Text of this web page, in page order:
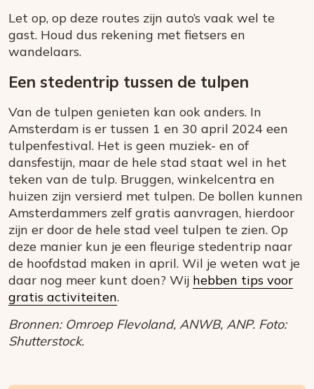
Let op, op deze routes zijn auto’s vaak wel te
gast. Houd dus rekening met fietsers en
wandelaars.
Een stedentrip tussen de tulpen
Van de tulpen genieten kan ook anders. In
Amsterdam is er tussen 1 en 30 april 2024 een
tulpenfestival. Het is geen muziek- en of
dansfestijn, maar de hele stad staat wel in het
teken van de tulp. Bruggen, winkelcentra en
huizen zijn versierd met tulpen. De bollen kunnen
Amsterdammers zelf gratis aanvragen, hierdoor
zijn er door de hele stad veel tulpen te zien. Op
deze manier kun je een fleurige stedentrip naar
de hoofdstad maken in april. Wil je weten wat je
daar nog meer kunt doen? Wij hebben tips voor
gratis activiteiten.
Bronnen: Omroep Flevoland, ANWB, ANP. Foto:
Shutterstock.